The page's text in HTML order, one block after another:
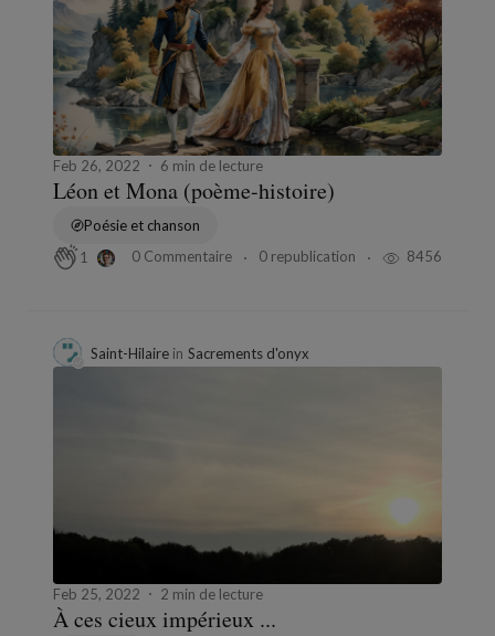
Feb 26, 2022 6 min de lecture
Léon et Mona (poème-histoire)
Poésie et chanson
1
0 Commentaire 0 republication 8456
Saint-Hilaire in Sacrements d'onyx
Feb 25, 2022 2 min de lecture
À ces cieux impérieux ...